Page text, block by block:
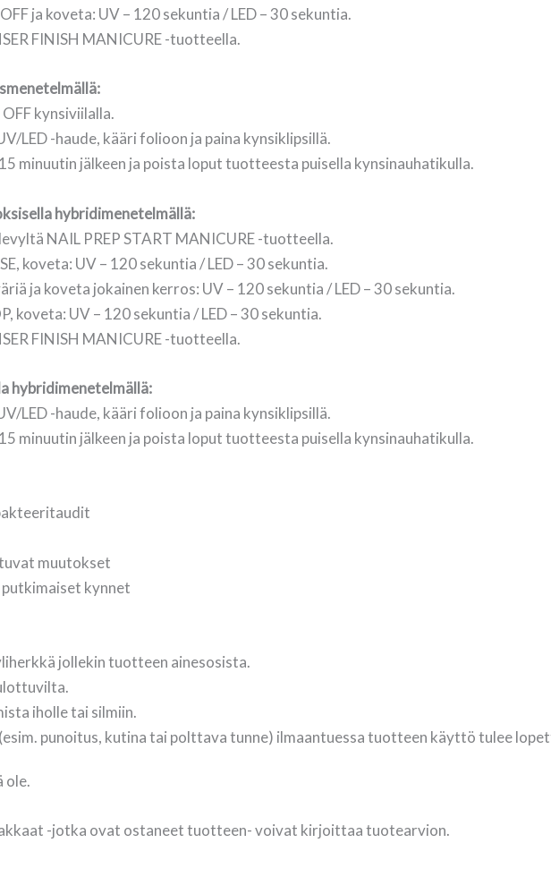
ja koveta: UV – 120 sekuntia / LED – 30 sekuntia.
FINISH MANICURE -tuotteella.
kynsiviilalla.
LED -haude, kääri folioon ja paina kynsiklipsillä.
minuutin jälkeen ja poista loput tuotteesta puisella kynsinauhatikulla.
hybridimenetelmällä:
NAIL PREP START MANICURE -tuotteella.
koveta: UV – 120 sekuntia / LED – 30 sekuntia.
ja koveta jokainen kerros: UV – 120 sekuntia / LED – 30 sekuntia.
koveta: UV – 120 sekuntia / LED – 30 sekuntia.
FINISH MANICURE -tuotteella.
hybridimenetelmällä:
LED -haude, kääri folioon ja paina kynsiklipsillä.
minuutin jälkeen ja poista loput tuotteesta puisella kynsinauhatikulla.
muutokset
putkimaiset kynnet
jollekin tuotteen ainesosista.
iholle tai silmiin.
punoitus, kutina tai polttava tunne) ilmaantuessa tuotteen käyttö tulee
ole.
-jotka ovat ostaneet tuotteen- voivat kirjoittaa tuotearvion.